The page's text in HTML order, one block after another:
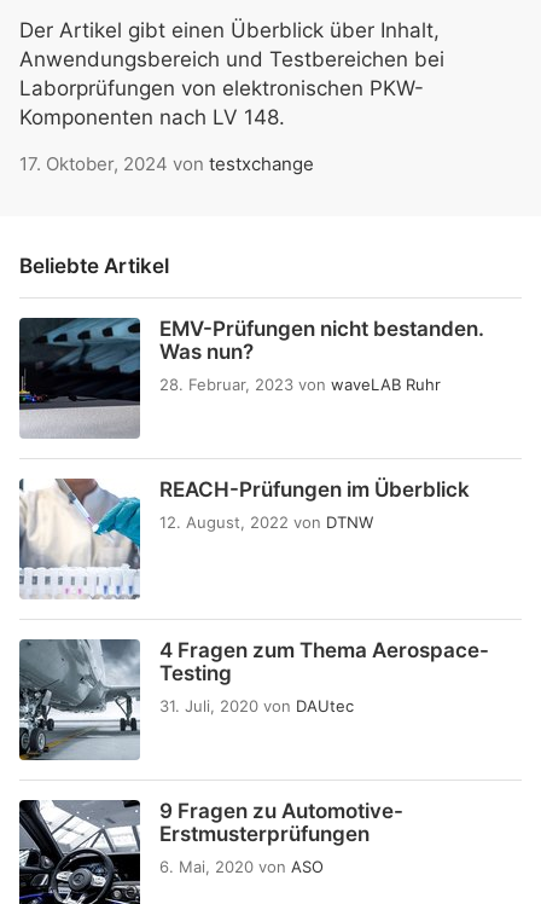
Der Artikel gibt einen Überblick über Inhalt,
Anwendungsbereich und Testbereichen bei
Laborprüfungen von elektronischen PKW-
Komponenten nach LV 148.
17. Oktober, 2024 von testxchange
Beliebte Artikel
EMV-Prüfungen nicht bestanden.
Was nun?
28. Februar, 2023 von waveLAB Ruhr
REACH-Prüfungen im Überblick
12. August, 2022 von DTNW
4 Fragen zum Thema Aerospace-
Testing
31. Juli, 2020 von DAUtec
9 Fragen zu Automotive-
Erstmusterprüfungen
6. Mai, 2020 von ASO